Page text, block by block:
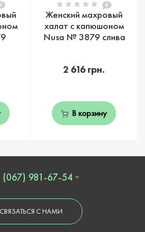
0
Женский махровый
халат с капюшоном
Nusa № 3879 слива
2 616 грн.
В корзину
(067) 981-67-54
СВЯЗАТЬСЯ С НАМИ